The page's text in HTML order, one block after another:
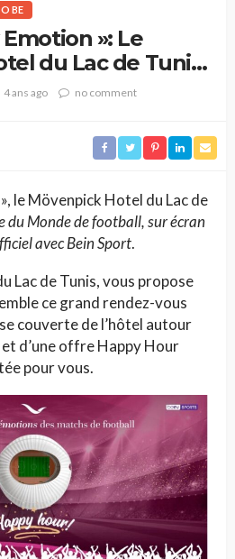
BE
»: Le
du Lac de Tunis
du Monde de
4 ans ago no comment
», le Mövenpick Hotel du Lac de
du Monde de football, sur écran
avec Bein Sport.
Lac de Tunis, vous propose
ce grand rendez-vous
couverte de l’hôtel autour
et d’une offre Happy Hour
pour vous.